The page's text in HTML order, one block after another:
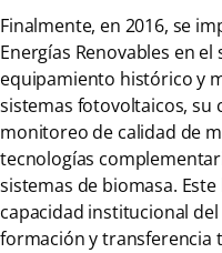
Finalmente, en 2016, se
Energías Renovables en
equipamiento histórico y
sistemas fotovoltaicos, su
monitoreo de calidad de
tecnologías
sistemas de biomasa.
capacidad institucional del
formación y transferencia